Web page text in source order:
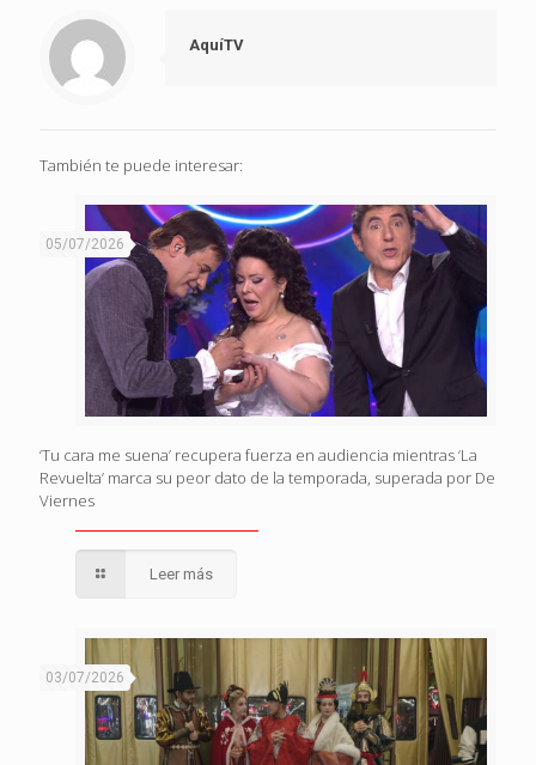
AquíTV
También te puede interesar:
05/07/2026
‘Tu cara me suena’ recupera fuerza en audiencia mientras ‘La
Revuelta’ marca su peor dato de la temporada, superada por De
Viernes
Leer más
03/07/2026